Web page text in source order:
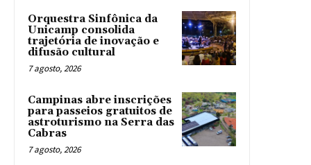
Orquestra Sinfônica da
Unicamp consolida
trajetória de inovação e
difusão cultural
7 agosto, 2026
Campinas abre inscrições
para passeios gratuitos de
astroturismo na Serra das
Cabras
7 agosto, 2026